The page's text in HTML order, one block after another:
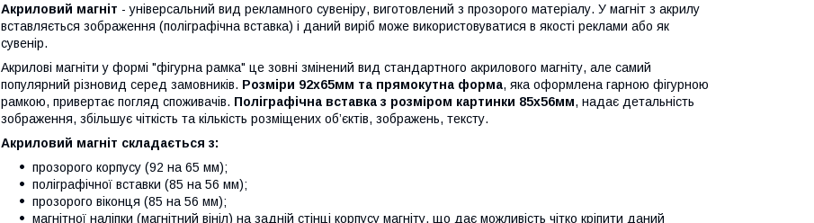
Акриловий магніт - універсальний вид рекламного сувеніру, виготовлений з прозорого матеріалу. У магніт з акрилу
вставляється зображення (поліграфічна вставка) і даний виріб може використовуватися в якості реклами або як
сувенір.
Акрилові магніти у формі "фігурна рамка" це зовні змінений вид стандартного акрилового магніту, але самий
популярний різновид серед замовників. Розміри 92х65мм та прямокутна форма, яка оформлена гарною фігурною
рамкою, привертає погляд споживачів. Поліграфічна вставка з розміром картинки 85х56мм, надає детальність
зображення, збільшує чіткість та кількість розміщених об’єктів, зображень, тексту.
Акриловий магніт складається з:
прозорого корпусу (92 на 65 мм);
поліграфічної вставки (85 на 56 мм);
прозорого віконця (85 на 56 мм);
магнітної наліпки (магнітний вініл) на задній стінці корпусу магніту, що дає можливість чітко кріпити даний